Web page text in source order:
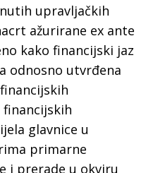
upravljačkih
ažurirane ex ante
kako financijski jaz
odnosno utvrđena
glavnice u
primarne
i prerade u okviru